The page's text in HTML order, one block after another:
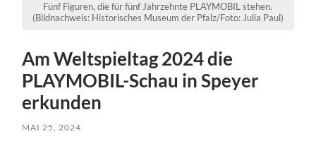
Fünf Figuren, die für fünf Jahrzehnte PLAYMOBIL stehen.
(Bildnachweis: Historisches Museum der Pfalz/Foto: Julia Paul)
Am Weltspieltag 2024 die
PLAYMOBIL-Schau in Speyer
erkunden
MAI 25, 2024